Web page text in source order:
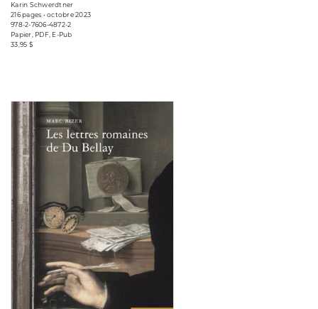
Karin Schwerdtner
216 pages • octobre 2023
978-2-7606-4872-2
Papier, PDF, E-Pub
33,95 $